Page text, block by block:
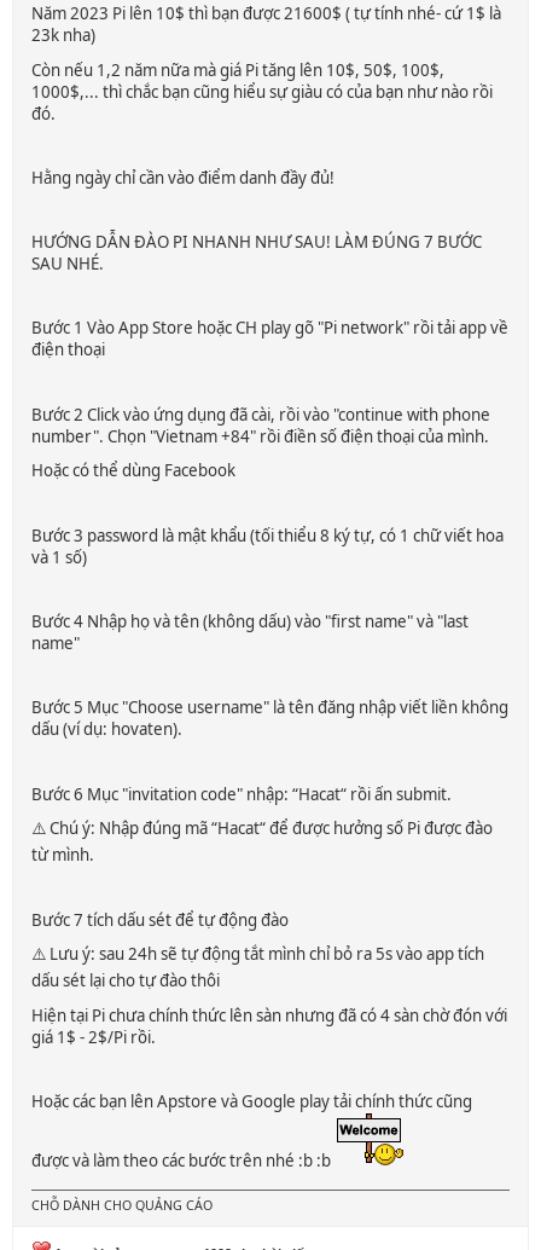
Năm 2023 Pi lên 10$ thì bạn được 21600$ ( tự tính nhé- cứ 1$ là
23k nha)
Còn nếu 1,2 năm nữa mà giá Pi tăng lên 10$, 50$, 100$,
1000$,... thì chắc bạn cũng hiểu sự giàu có của bạn như nào rồi
đó.
Hằng ngày chỉ cần vào điểm danh đầy đủ!
HƯỚNG DẪN ĐÀO PI NHANH NHƯ SAU! LÀM ĐÚNG 7 BƯỚC
SAU NHÉ.
Bước 1 Vào App Store hoặc CH play gõ "Pi network" rồi tải app về
điện thoại
Bước 2 Click vào ứng dụng đã cài, rồi vào "continue with phone
number". Chọn "Vietnam +84" rồi điền số điện thoại của mình.
Hoặc có thể dùng Facebook
Bước 3 password là mật khẩu (tối thiểu 8 ký tự, có 1 chữ viết hoa
và 1 số)
Bước 4 Nhập họ và tên (không dấu) vào "first name" và "last
name"
Bước 5 Mục "Choose username" là tên đăng nhập viết liền không
dấu (ví dụ: hovaten).
Bước 6 Mục "invitation code" nhập: “Hacat“ rồi ấn submit.
⚠️ Chú ý: Nhập đúng mã “Hacat“ để được hưởng số Pi được đào
từ mình.
Bước 7 tích dấu sét để tự động đào
⚠️ Lưu ý: sau 24h sẽ tự động tắt mình chỉ bỏ ra 5s vào app tích
dấu sét lại cho tự đào thôi
Hiện tại Pi chưa chính thức lên sàn nhưng đã có 4 sàn chờ đón với
giá 1$ - 2$/Pi rồi.
Hoặc các bạn lên Apstore và Google play tải chính thức cũng
được và làm theo các bước trên nhé :b :b
CHỖ DÀNH CHO QUẢNG CÁO